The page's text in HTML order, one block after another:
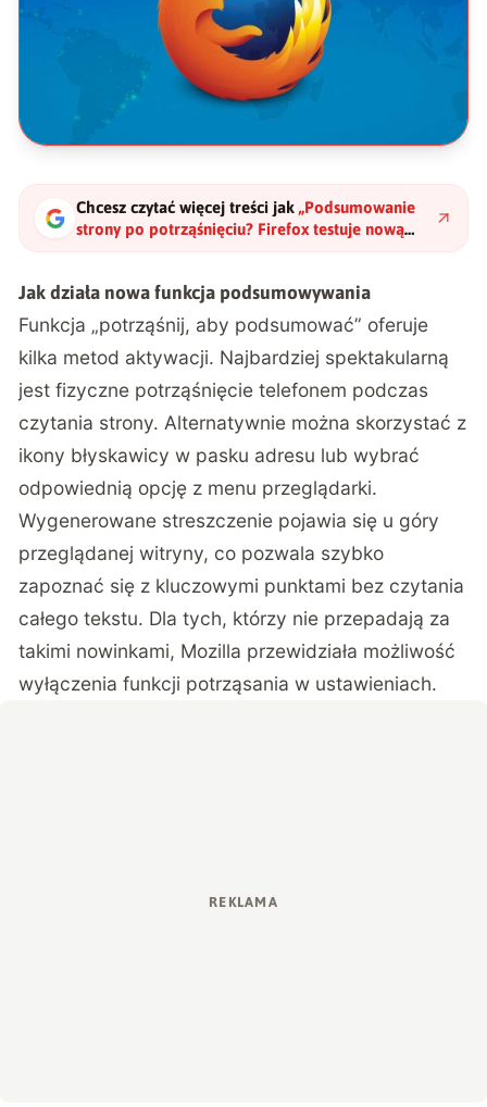
Chcesz czytać więcej treści jak „Podsumowanie
strony po potrząśnięciu? Firefox testuje nową
funkcję"?
Jak działa nowa funkcja podsumowywania
Funkcja „potrząśnij, aby podsumować” oferuje
kilka metod aktywacji. Najbardziej spektakularną
jest fizyczne potrząśnięcie telefonem podczas
czytania strony. Alternatywnie można skorzystać z
ikony błyskawicy w pasku adresu lub wybrać
odpowiednią opcję z menu przeglądarki.
Wygenerowane streszczenie pojawia się u góry
przeglądanej witryny, co pozwala szybko
zapoznać się z kluczowymi punktami bez czytania
całego tekstu. Dla tych, którzy nie przepadają za
takimi nowinkami, Mozilla przewidziała możliwość
wyłączenia funkcji potrząsania w ustawieniach.